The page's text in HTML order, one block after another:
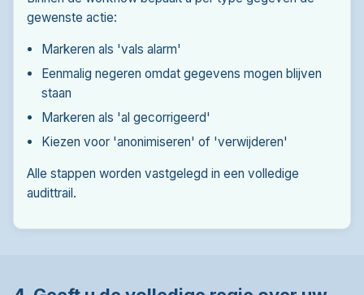
gewenste actie:
Markeren als 'vals alarm'
Eenmalig negeren omdat gegevens mogen blijven
staan
Markeren als 'al gecorrigeerd'
Kiezen voor 'anonimiseren' of 'verwijderen'
Alle stappen worden vastgelegd in een volledige
audittrail.